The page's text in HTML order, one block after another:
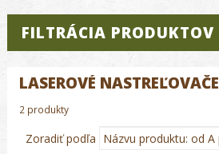
FILTRÁCIA PRODUKTOV
LASEROVÉ NASTREĽOVAČE
2 produkty
Zoradiť podľa